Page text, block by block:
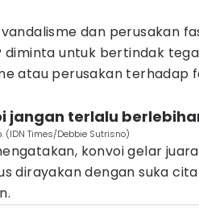
dan perusakan
diminta untuk bertindak
atau perusakan terhadap
jangan terlalu
(IDN Times/Debbie Sutrisno)
konvoi gelar
dirayakan dengan suka